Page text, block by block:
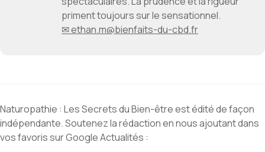
priment toujours sur le sensationnel.
✉ ethan.m@bienfaits-du-cbd.fr
Naturopathie : Les Secrets du Bien-être est édité de façon
indépendante. Soutenez la rédaction en nous ajoutant dans
vos favoris sur Google Actualités :